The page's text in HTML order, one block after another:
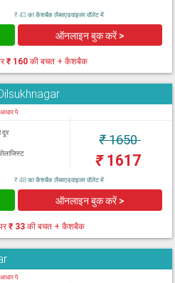
₹ 43 का कैशबैक लैब्सएडवाइजर वॉलेट में
ऑनलाइन बुक करें >
₹ 160की बचत + कैशबैक
पे
दूर ₹1650
₹1617
₹ 48 का कैशबैक लैब्सएडवाइजर वॉलेट में
ऑनलाइन बुक करें >
₹ 33 की बचत + कैशबैक
पे